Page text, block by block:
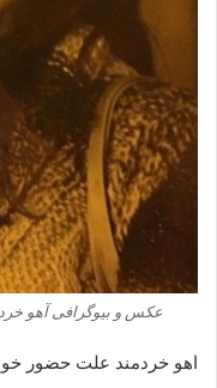
عکس و بیوگرافی آهو
اهو خردمند علت حضور